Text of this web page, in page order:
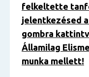
felkeltette
jelentkezésed
gombra
Államilag
munka mellett!